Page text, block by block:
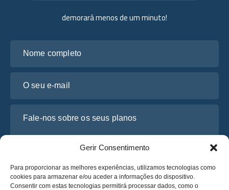
Gerir Consentimento
Para proporcionar as melhores experiências, utilizamos tecnologias como
cookies para armazenar e/ou aceder a informações do dispositivo.
Consentir com estas tecnologias permitirá processar dados, como o
demorará menos de um minuto!